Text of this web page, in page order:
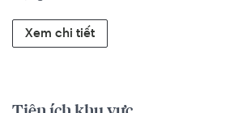
Xem chi tiết